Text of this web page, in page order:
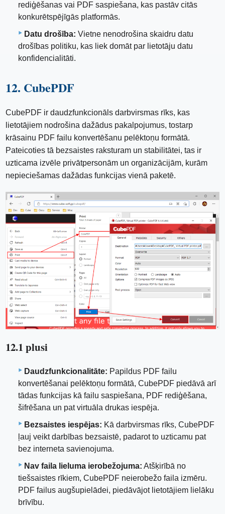
rediģēšanas vai PDF saspiešana, kas pastāv citās
konkurētspējīgās platformās.
Datu drošība: Vietne nenodrošina skaidru datu
drošības politiku, kas liek domāt par lietotāju datu
konfidencialitāti.
12. CubePDF
CubePDF ir daudzfunkcionāls darbvirsmas rīks, kas
lietotājiem nodrošina dažādus pakalpojumus, tostarp
krāsainu PDF failu konvertēšanu pelēktoņu formātā.
Pateicoties tā bezsaistes raksturam un stabilitātei, tas ir
uzticama izvēle privātpersonām un organizācijām, kurām
nepieciešamas dažādas funkcijas vienā paketē.
12.1 plusi
Daudzfunkcionalitāte: Papildus PDF failu
konvertēšanai pelēktoņu formātā, CubePDF piedāvā arī
tādas funkcijas kā failu saspiešana, PDF rediģēšana,
šifrēšana un pat virtuāla drukas iespēja.
Bezsaistes iespējas: Kā darbvirsmas rīks, CubePDF
ļauj veikt darbības bezsaistē, padarot to uzticamu pat
bez interneta savienojuma.
Nav faila lieluma ierobežojuma: Atšķirībā no
tiešsaistes rīkiem, CubePDF neierobežo faila izmēru.
PDF failus augšupielādei, piedāvājot lietotājiem lielāku
brīvību.